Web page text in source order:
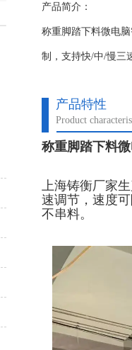
产品简介：
称重脚踏下料微电
制，支持快/中/慢三
产品特性
Product
称重脚踏下料
上海铸衡厂家
速调节，速度
不串料。